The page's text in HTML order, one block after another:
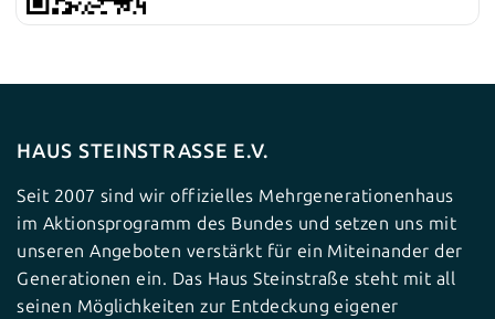
HAUS STEINSTRASSE E.V.
Seit 2007 sind wir offizielles Mehrgenerationenhaus
im Aktionsprogramm des Bundes und setzen uns mit
unseren Angeboten verstärkt für ein Miteinander der
Generationen ein. Das Haus Steinstraße steht mit all
seinen Möglichkeiten zur Entdeckung eigener